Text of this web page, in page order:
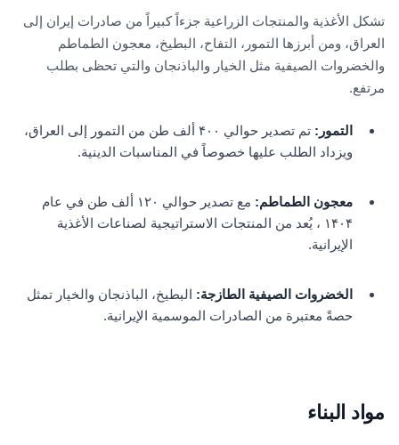
تشكل الأغذية والمنتجات الزراعية جزءاً كبيراً من صادرات إيران إلى
العراق، ومن أبرزها التمور، التفاح، البطيخ، معجون الطماطم
والخضروات الصيفية مثل الخيار والباذنجان والتي تحظى بطلب
مرتفع.
التمور:
تم تصدير حوالي ۴۰۰ ألف طن من التمور إلى العراق،
ويزداد الطلب عليها خصوصاً في المناسبات الدينية.
معجون الطماطم:
مع تصدير حوالي ۱۲۰ ألف طن في عام
۱۴۰۴ ، يُعد من المنتجات الاستراتيجية لصناعات الأغذية
الإيرانية.
الخضروات الصيفية الطازجة: البطيخ، الباذنجان والخيار تمثل
حصةً معتبرة من الصادرات الموسمية الإيرانية.
مواد البناء